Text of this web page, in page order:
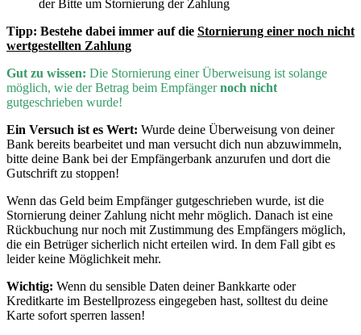
der Bitte um Stornierung der Zahlung
Tipp: Bestehe dabei immer auf die Stornierung einer noch nicht
wertgestellten Zahlung
Gut zu wissen: Die Stornierung einer Überweisung ist solange
möglich, wie der Betrag beim Empfängernoch nicht
gutgeschrieben wurde!
Ein Versuch ist es Wert: Wurde deine Überweisung von deiner
Bank bereits bearbeitet und man versucht dich nun abzuwimmeln,
bitte deine Bank bei der Empfängerbank anzurufen und dort die
Gutschrift zu stoppen!
Wenn das Geld beim Empfänger gutgeschrieben wurde, ist die
Stornierung deiner Zahlung nicht mehr möglich. Danach ist eine
Rückbuchung nur noch mit Zustimmung des Empfängers möglich,
die ein Betrüger sicherlich nicht erteilen wird. In dem Fall gibt es
leider keine Möglichkeit mehr.
Wichtig: Wenn du sensible Daten deiner Bankkarte oder
Kreditkarte im Bestellprozess eingegeben hast, solltest du deine
Karte sofort sperren lassen!